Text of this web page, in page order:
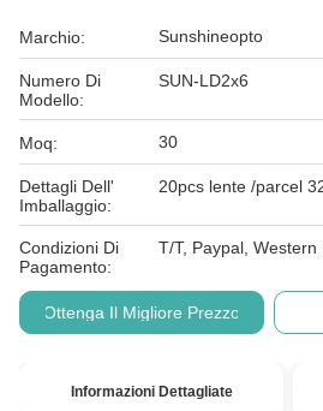
Marchio: Sunshineopto
Numero Di
Modello:
SUN-LD2x6
Moq: 30
Dettagli Dell'
Imballaggio:
20pcs lente /parcel
Condizioni Di
Pagamento:
T/T, Paypal,
Ottenga Il Migliore Prezzo
Informazioni Dettagliate